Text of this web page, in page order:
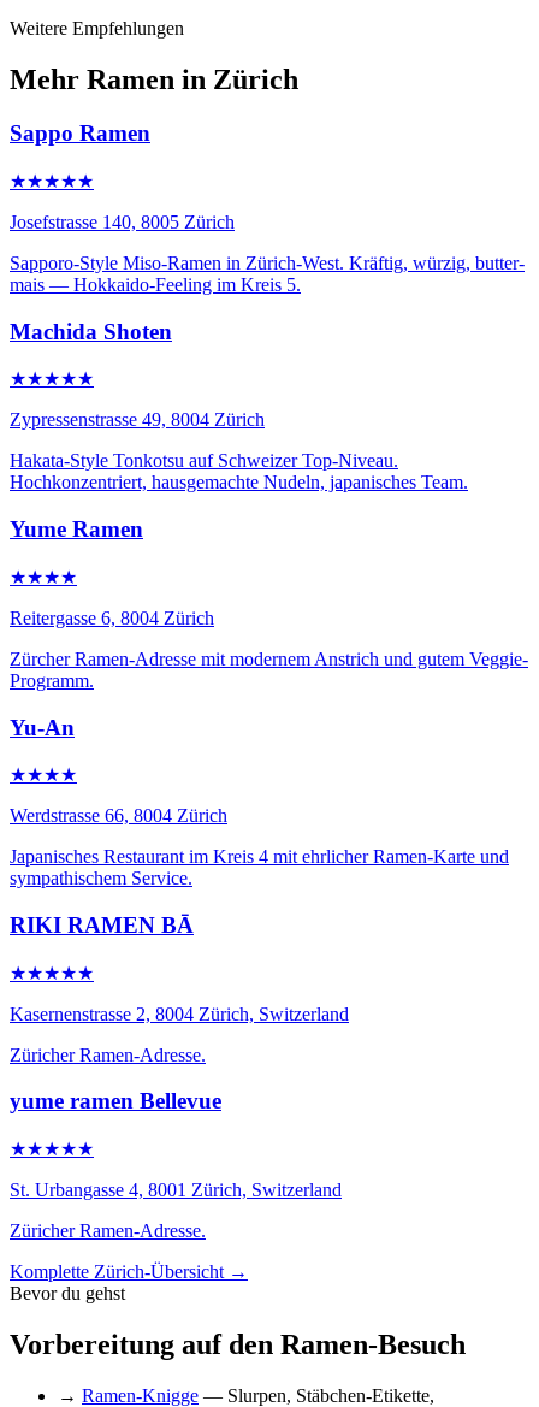
Weitere Empfehlungen
Mehr Ramen in Zürich
Sappo Ramen
★★★★★
Josefstrasse 140, 8005 Zürich
Sapporo-Style Miso-Ramen in Zürich-West. Kräftig, würzig, butter-
mais — Hokkaido-Feeling im Kreis 5.
Machida Shoten
★★★★★
Zypressenstrasse 49, 8004 Zürich
Hakata-Style Tonkotsu auf Schweizer Top-Niveau.
Hochkonzentriert, hausgemachte Nudeln, japanisches Team.
Yume Ramen
★★★★
Reitergasse 6, 8004 Zürich
Zürcher Ramen-Adresse mit modernem Anstrich und gutem Veggie-
Programm.
Yu-An
★★★★
Werdstrasse 66, 8004 Zürich
Japanisches Restaurant im Kreis 4 mit ehrlicher Ramen-Karte und
sympathischem Service.
RIKI RAMEN BĀ
★★★★★
Kasernenstrasse 2, 8004 Zürich, Switzerland
Züricher Ramen-Adresse.
yume ramen Bellevue
★★★★★
St. Urbangasse 4, 8001 Zürich, Switzerland
Züricher Ramen-Adresse.
Komplette Zürich-Übersicht →
Bevor du gehst
Vorbereitung auf den Ramen-Besuch
→ Ramen-Knigge — Slurpen, Stäbchen-Etikette,